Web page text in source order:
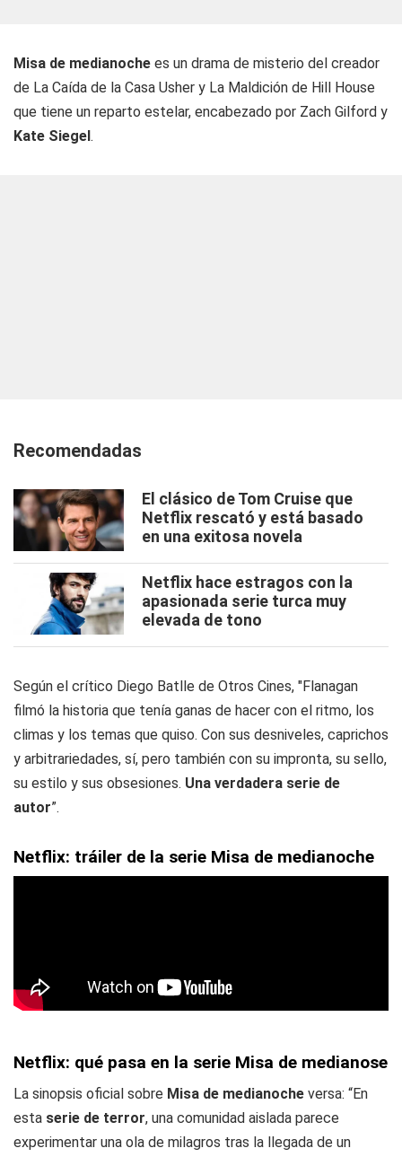
Misa de medianoche es un drama de misterio del creador
de La Caída de la Casa Usher y La Maldición de Hill House
que tiene un reparto estelar, encabezado por Zach Gilford y
Kate Siegel.
Recomendadas
El clásico de Tom Cruise que
Netflix rescató y está basado
en una exitosa novela
Netflix hace estragos con la
apasionada serie turca muy
elevada de tono
Según el crítico Diego Batlle de Otros Cines, "Flanagan
filmó la historia que tenía ganas de hacer con el ritmo, los
climas y los temas que quiso. Con sus desniveles, caprichos
y arbitrariedades, sí, pero también con su impronta, su sello,
su estilo y sus obsesiones. Una verdadera serie de
autor”.
Netflix: tráiler de la serie Misa de medianoche
Netflix: qué pasa en la serie Misa de medianose
La sinopsis oficial sobre Misa de medianoche versa: “En
esta serie de terror, una comunidad aislada parece
experimentar una ola de milagros tras la llegada de un